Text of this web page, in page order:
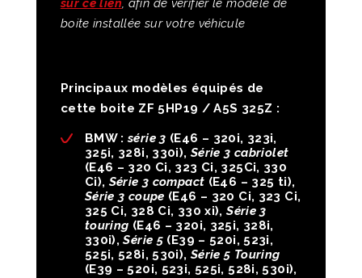
sur ce lien, afin de vérifier le modèle de
boite installée sur votre véhicule
Principaux modèles équipés de
cette boite ZF 5HP19 / A5S 325Z :
BMW :série 3 (E46 – 320i, 323i,
325i, 328i, 330i),Série 3 cabriolet
(E46 – 320 Ci, 323 Ci, 325Ci, 330
Ci),Série 3 compact (E46 – 325 ti),
Série 3 coupe (E46 – 320 Ci, 323 Ci,
325 Ci, 328 Ci, 330 xi),Série 3
touring (E46 – 320i, 325i, 328i,
330i),Série 5 (E39 – 520i, 523i,
525i, 528i, 530i),Série 5 Touring
(E39 – 520i, 523i, 525i, 528i, 530i),